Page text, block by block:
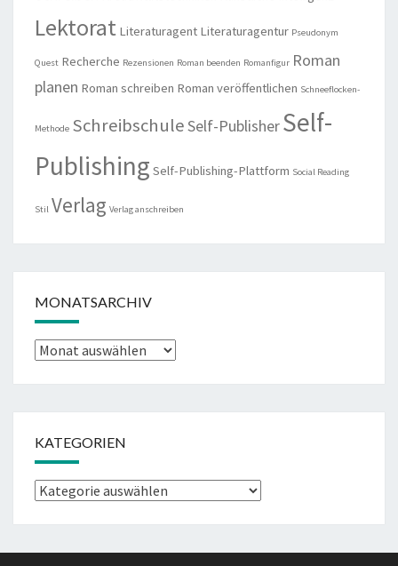
Lektorat Literaturagent Literaturagentur Pseudonym
Quest Recherche Rezensionen Roman beenden Romanfigur Roman
planen Roman schreiben Roman veröffentlichen Schneeflocken-
Methode SchreibschuleSelf-PublisherSelf-
Publishing Self-Publishing-Plattform Social Reading
Stil Verlag Verlag anschreiben
MONATSARCHIV
Monatsarchiv
KATEGORIEN
Kategorien